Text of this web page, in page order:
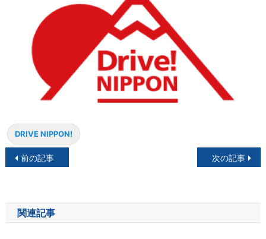
DRIVE NIPPON!
投
ナ
ビ
前の記事 次の記事
関連記事